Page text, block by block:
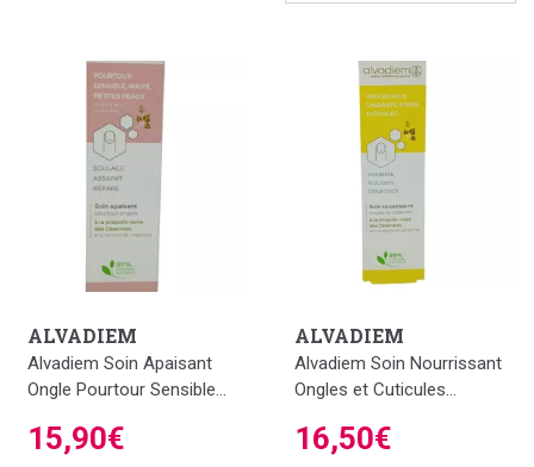
onguent répare vos talons fendillés, les crevasses, cors et
toutes types de duretés ou de bobo. Il est le baume SOS
de la trousse à pharmacie.
ALVADIEM
Alvadiem Soin Apaisant
Ongle Pourtour Sensible...
15,90€
ALVADIEM
Alvadiem Soin Nourrissant
Ongles et Cuticules...
16,50€